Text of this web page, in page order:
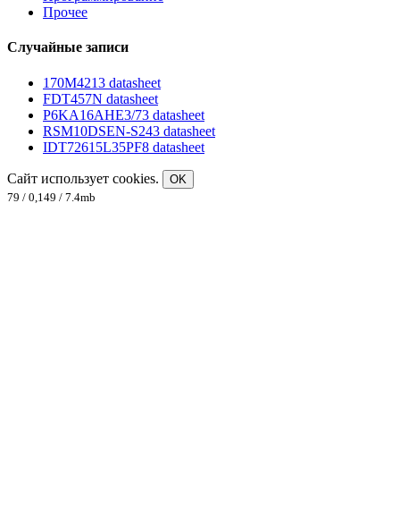
Прочее
Случайные записи
170M4213 datasheet
FDT457N datasheet
P6KA16AHE3/73 datasheet
RSM10DSEN-S243 datasheet
IDT72615L35PF8 datasheet
Сайт использует cookies.
OK
79 / 0,149 / 7.4mb